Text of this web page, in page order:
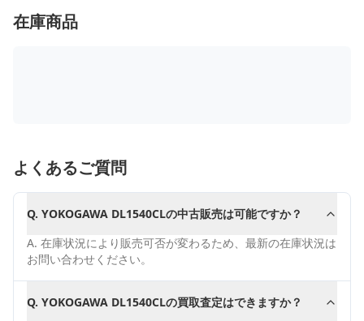
在庫商品
よくあるご質問
Q. YOKOGAWA DL1540CLの中古販売は可能ですか？
A. 在庫状況により販売可否が変わるため、最新の在庫状況は
お問い合わせください。
Q. YOKOGAWA DL1540CLの買取査定はできますか？